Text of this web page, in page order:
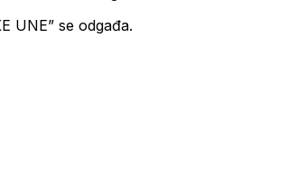
UNE” se odgađa.